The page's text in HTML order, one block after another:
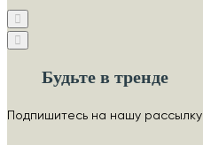
Будьте в тренде
Подпишитесь на нашу рассылку